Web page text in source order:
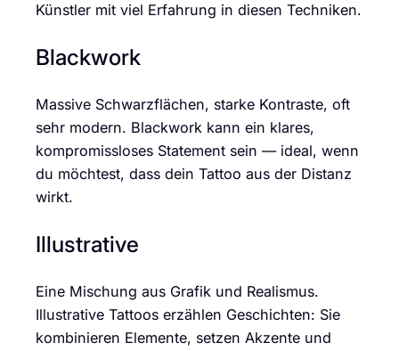
Künstler mit viel Erfahrung in diesen Techniken.
Blackwork
Massive Schwarzflächen, starke Kontraste, oft
sehr modern. Blackwork kann ein klares,
kompromissloses Statement sein — ideal, wenn
du möchtest, dass dein Tattoo aus der Distanz
wirkt.
Illustrative
Eine Mischung aus Grafik und Realismus.
Illustrative Tattoos erzählen Geschichten: Sie
kombinieren Elemente, setzen Akzente und